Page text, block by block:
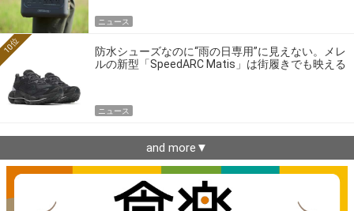
ニュース
防水シューズなのに“雨の日専用”に見えない。メレ
ルの新型「SpeedARC Matis」は街履きでも映える
10位
ニュース
and more▼